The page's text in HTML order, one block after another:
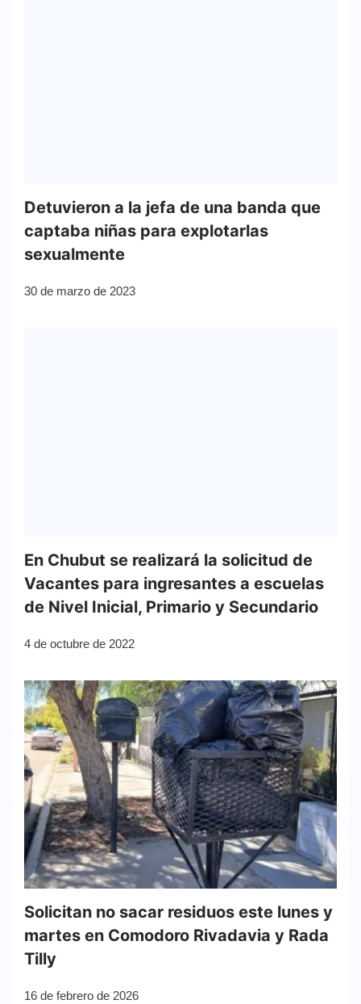
Detuvieron a la jefa de una banda que
captaba niñas para explotarlas
sexualmente
30 de marzo de 2023
En Chubut se realizará la solicitud de
Vacantes para ingresantes a escuelas
de Nivel Inicial, Primario y Secundario
4 de octubre de 2022
Solicitan no sacar residuos este lunes y
martes en Comodoro Rivadavia y Rada
Tilly
16 de febrero de 2026